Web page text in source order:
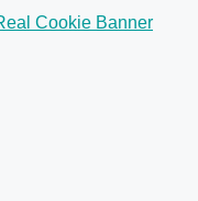
Cookie Banner